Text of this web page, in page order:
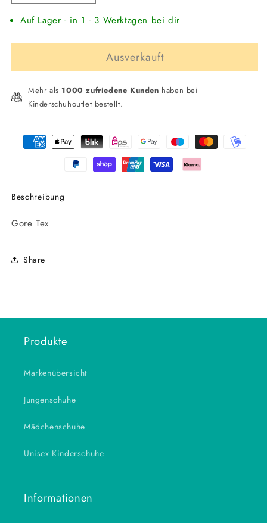
die
Menge
PRIMIGI
Winterstiefel
Leder
die
Menge
PRIMIGI
Kinder
Winterstiefel
Leder
Auf Lager - in 1 - 3 Werktagen bei dir
Ausverkauft
Mehr als 1000 zufriedene Kunden haben bei
Kinderschuhoutlet bestellt.
Zahlungsmethoden
Beschreibung
Gore Tex
Share
Produkte
Markenübersicht
Jungenschuhe
Mädchenschuhe
Unisex Kinderschuhe
Informationen